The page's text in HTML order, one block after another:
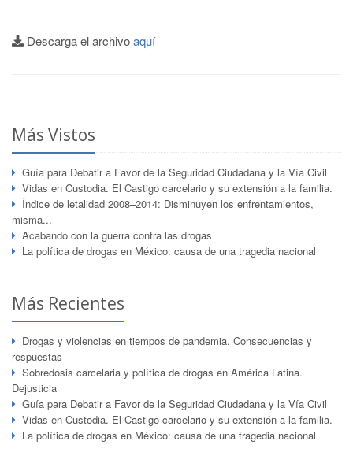
Descarga el archivoaquí
Más Vistos
Guía para Debatir a Favor de la Seguridad Ciudadana y la Vía Civil
Vidas en Custodia. El Castigo carcelario y su extensión a la familia.
Índice de letalidad 2008–2014: Disminuyen los enfrentamientos,
misma...
Acabando con la guerra contra las drogas
La política de drogas en México: causa de una tragedia nacional
Más Recientes
Drogas y violencias en tiempos de pandemia. Consecuencias y
respuestas
Sobredosis carcelaria y política de drogas en América Latina.
Dejusticia
Guía para Debatir a Favor de la Seguridad Ciudadana y la Vía Civil
Vidas en Custodia. El Castigo carcelario y su extensión a la familia.
La política de drogas en México: causa de una tragedia nacional